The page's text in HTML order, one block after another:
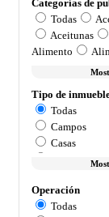
Categorías de
Todas
Aceitunas
Alimento
Alimentos y
mascotas
Bebidas
personal
Computación
Deportes y fitness
Electrodomésticos
Tipo de
Todas
Campos
Casas
Locales
Terrenos
Operación
Todas